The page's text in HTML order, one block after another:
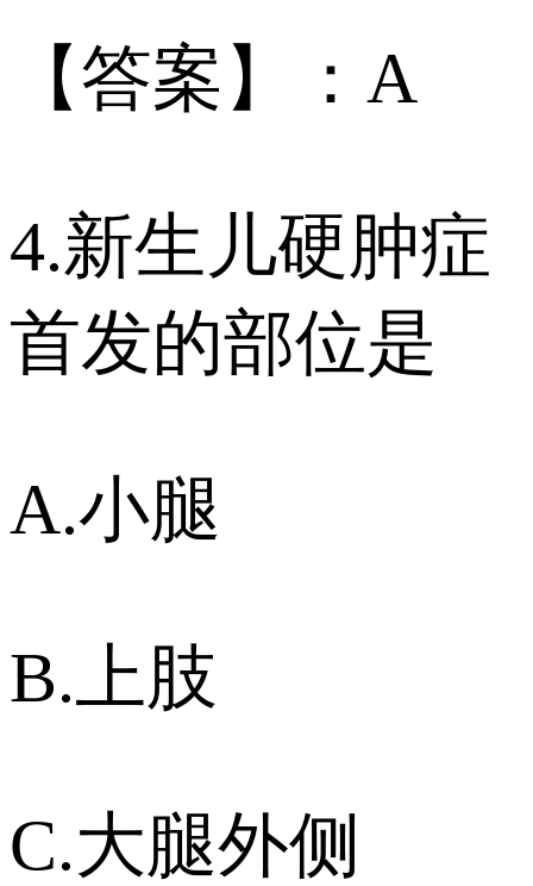
【答案】：A
4.新生儿硬肿症
首发的部位是
A.小腿
B.上肢
C.大腿外侧